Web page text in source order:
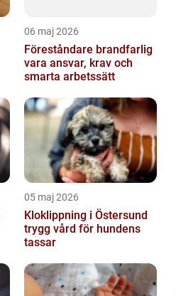
06 maj 2026
Föreståndare brandfarlig
vara ansvar, krav och
smarta arbetssätt
05 maj 2026
Kloklippning i Östersund
trygg vård för hundens
tassar